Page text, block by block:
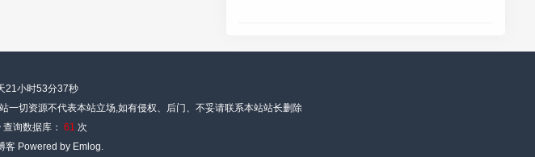
21小时53分38秒
一切资源不代表本站立场,如有侵权、后门、不妥请联系本站站长删除
查询数据库： 61 次
客 Powered by Emlog.